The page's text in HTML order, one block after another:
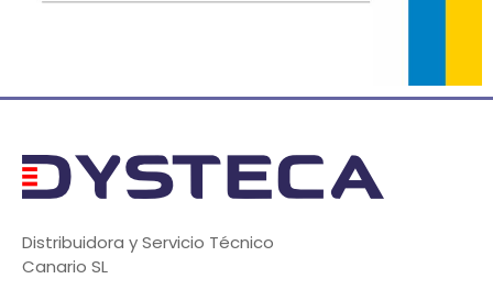
Distribuidora y Servicio Técnico
Canario SL